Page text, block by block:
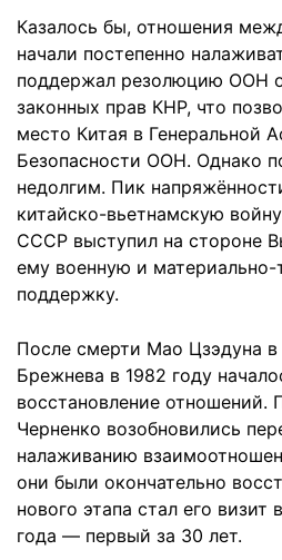
Казалось бы, отношения
начали постепенно
поддержал резолюцию ООН
законных прав КНР, что
место Китая в Генеральной
Безопасности ООН. Однако
недолгим. Пик
китайско-вьетнамскую
СССР выступил на стороне
ему военную и материально-
поддержку.
После смерти Мао Цзэдуна в
Брежнева в 1982 году
восстановление отношений.
Черненко возобновились
налаживанию
они были окончательно
нового этапа стал его визит
года — первый за 30 лет.